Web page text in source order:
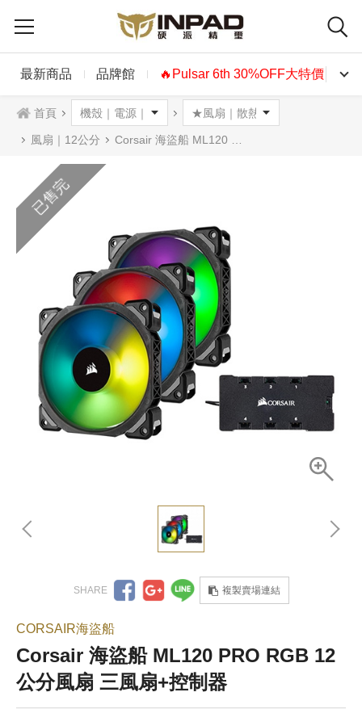
最新商品 品牌館 🔥Pulsar 6th 30%OFF大特價🔥
首頁
風扇｜12公分 Corsair 海盜船 ML120 PRO RGB 12公分風扇 三風扇+控制器
已售完
複製賣場連結
CORSAIR海盜船
Corsair 海盜船 ML120 PRO RGB 12
公分風扇 三風扇+控制器